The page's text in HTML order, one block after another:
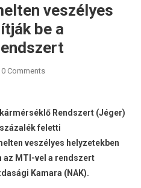
veszélyes
be a
0 Comments
Rendszert (Jéger)
feletti
veszélyes helyzetekben
az MTI-vel a rendszert
Kamara (NAK).